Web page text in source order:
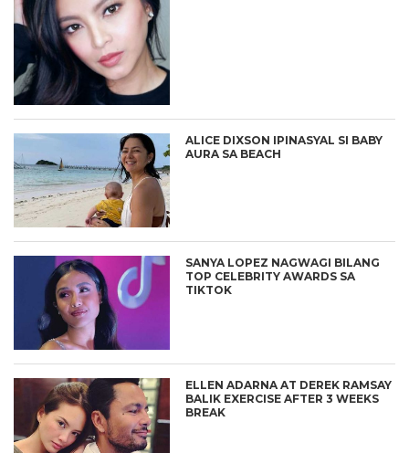
ALICE DIXSON IPINASYAL SI BABY
AURA SA BEACH
SANYA LOPEZ NAGWAGI BILANG
TOP CELEBRITY AWARDS SA
TIKTOK
ELLEN ADARNA AT DEREK RAMSAY
BALIK EXERCISE AFTER 3 WEEKS
BREAK